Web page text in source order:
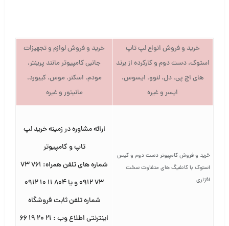
خرید و فروش انواع لپ تاپ
استوک، دست دوم و کارکرده از برند
های اچ پی، دل، لنوو، ایسوس،
ایسر و غیره
خرید و فروش لوازم و تجهیزات
جانبی کامپیوتر مانند پرینتر،
مودم، اسکنر، موس، کیبورد،
مانیتور و غیره
خرید و فروش کامپیوتر دست دوم و کیس
استوک با کانفیگ های متفاوت سخت
افزاری
ارائه مشاوره در زمینه خرید لپ
تاپ و کامپیوتر
شماره های تلفن همراه: ۷۶۱ ۷۳
۷۳ ۰۹۱۲ و یا ۸۰۴ ۱۱ ۱۰ ۰۹۱۲
شماره تلفن ثابت فروشگاه
اینترنتی اطلاع وب : ۲۱ ۲۰ ۱۹ ۶۶